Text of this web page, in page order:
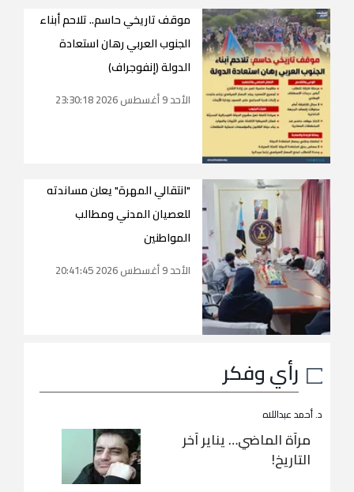
موقف تاريخي حاسم.. تلاحم أبناء
الجنوب العربي رهان استعادة
الدولة (إنفوجراف)
الأحد 9 أغسطس 2026 23:30:18
"انتقالي المهرة" يعلن مساندته
للعصيان المدني ومطالب
المواطنين
الأحد 9 أغسطس 2026 20:41:45
رأي وفكر
د. أحمد عبداللاه
مرآة الماضي… يناير آخر
التاريخ!